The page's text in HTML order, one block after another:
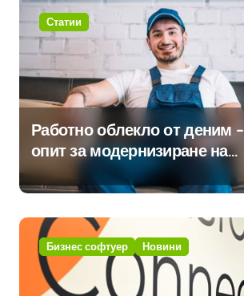
Статии
Работно облекло от деним –
опит за модернизиране на
традицията
Бизнес софтуер Новини